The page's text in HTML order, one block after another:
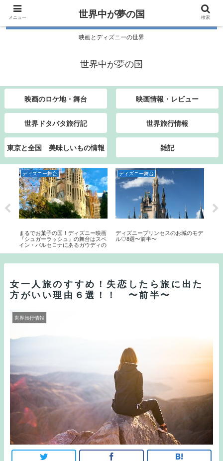
映画とディズニーの世界
世界中が夢の国
映画のロケ地・舞台 映画情報・レビュー
世界ドタバタ旅行記 世界旅行情報
東京と全国 美味しいもの情報 雑記
ディズニー舞台
まるでお菓子の国！ディズニー映画
『シュガーラッシュ』の舞台はスペ
イン・バルセロナにあるガウディの
ディズニー舞台
ディズニープリンセスのお城のモデ
ル♡8選〜前半〜
女一人旅のすすめ！失恋したら旅に出た
方がいい理由６選！！ 〜前半〜
世界旅行情報
メニュー 世界中が夢の国 検索